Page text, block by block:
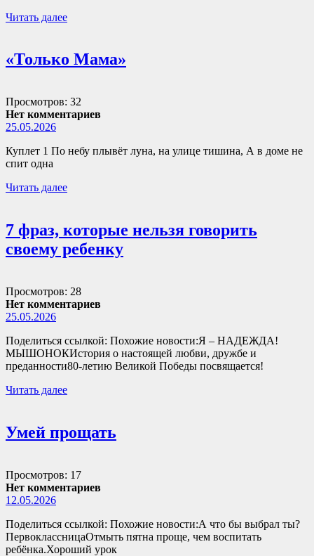
Читать далее
«Только Мама»
Просмотров: 32
Нет комментариев
25.05.2026
Куплет 1 По небу плывёт луна, на улице тишина, А в доме не
спит одна
Читать далее
7 фраз, которые нельзя говорить
своему ребенку
Просмотров: 28
Нет комментариев
25.05.2026
Поделиться ссылкой: Похожие новости:Я – НАДЕЖДА!
МЫШОНОКИстория о настоящей любви, дружбе и
преданности80-летию Великой Победы посвящается!
Читать далее
Умей прощать
Просмотров: 17
Нет комментариев
12.05.2026
Поделиться ссылкой: Похожие новости:А что бы выбрал ты?
ПервоклассницаОтмыть пятна проще, чем воспитать
ребёнка.Хороший урок